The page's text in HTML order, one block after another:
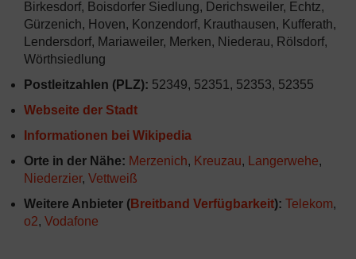
Birkesdorf, Boisdorfer Siedlung, Derichsweiler, Echtz,
Gürzenich, Hoven, Konzendorf, Krauthausen, Kufferath,
Lendersdorf, Mariaweiler, Merken, Niederau, Rölsdorf,
Wörthsiedlung
Postleitzahlen (PLZ): 52349, 52351, 52353, 52355
Webseite der Stadt
Informationen bei Wikipedia
Orte in der Nähe: Merzenich, Kreuzau, Langerwehe,
Niederzier, Vettweiß
Weitere Anbieter (Breitband Verfügbarkeit): Telekom,
o2, Vodafone